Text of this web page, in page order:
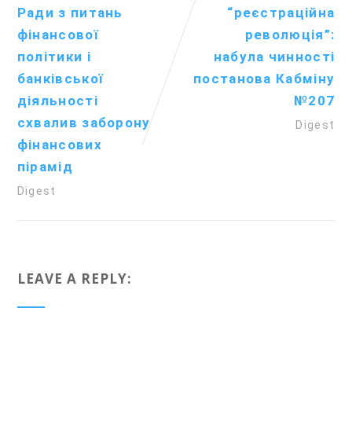
Ради з питань
фінансової
політики і
банківської
діяльності
схвалив заборону
фінансових
пірамід
Digest
“реєстраційна
революція”:
набула чинності
постанова Кабміну
№207
Digest
LEAVE A REPLY: